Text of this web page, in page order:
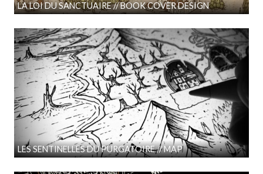
LA LOI DU SANCTUAIRE // BOOK COVER DESIGN
LES SENTINELLES DU PURGATOIRE // MAP